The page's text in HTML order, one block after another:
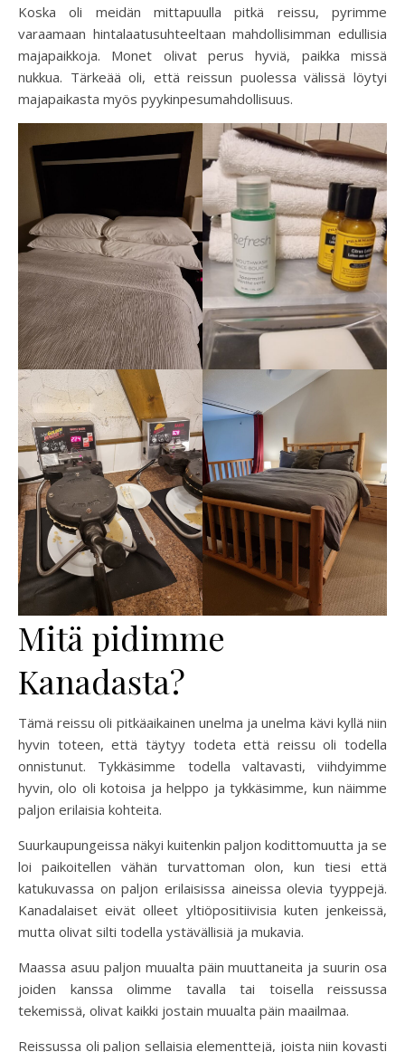
Koska oli meidän mittapuulla pitkä reissu, pyrimme
varaamaan hintalaatusuhteeltaan mahdollisimman edullisia
majapaikkoja. Monet olivat perus hyviä, paikka missä
nukkua. Tärkeää oli, että reissun puolessa välissä löytyi
majapaikasta myös pyykinpesumahdollisuus.
Mitä pidimme
Kanadasta?
Tämä reissu oli pitkäaikainen unelma ja unelma kävi kyllä niin
hyvin toteen, että täytyy todeta että reissu oli todella
onnistunut. Tykkäsimme todella valtavasti, viihdyimme
hyvin, olo oli kotoisa ja helppo ja tykkäsimme, kun näimme
paljon erilaisia kohteita.
Suurkaupungeissa näkyi kuitenkin paljon kodittomuutta ja se
loi paikoitellen vähän turvattoman olon, kun tiesi että
katukuvassa on paljon erilaisissa aineissa olevia tyyppejä.
Kanadalaiset eivät olleet yltiöpositiivisia kuten jenkeissä,
mutta olivat silti todella ystävällisiä ja mukavia.
Maassa asuu paljon muualta päin muuttaneita ja suurin osa
joiden kanssa olimme tavalla tai toisella reissussa
tekemissä, olivat kaikki jostain muualta päin maailmaa.
Reissussa oli paljon sellaisia elementtejä, joista niin kovasti